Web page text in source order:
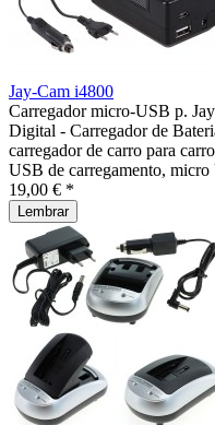
Jay-Cam i4800
Carregador micro-USB p.
Digital - Carregador de
carregador de carro para
USB de carregamento, micro
19,00 € *
Lembrar